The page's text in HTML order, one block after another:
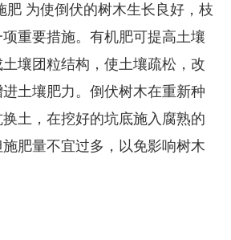
肥 为使倒伏的树木生长良好，枝
重要措施。有机肥可提高土壤
壤团粒结构，使土壤疏松，改
土壤肥力。倒伏树木在重新种
土，在挖好的坑底施入腐熟的
肥量不宜过多，以免影响树木